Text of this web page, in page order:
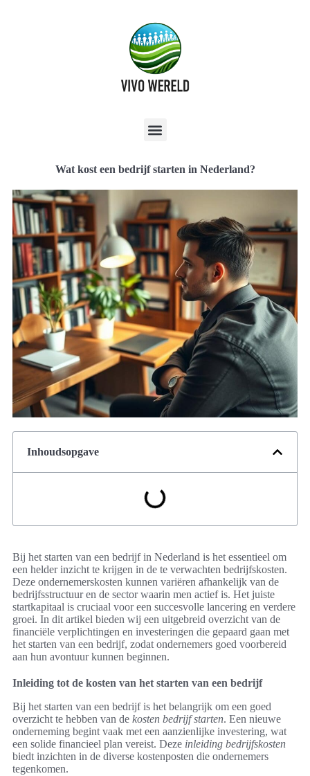
Wat kost een bedrijf starten in Nederland?
Inhoudsopgave
Bij het starten van een bedrijf in Nederland is het essentieel om
een helder inzicht te krijgen in de te verwachten bedrijfskosten.
Deze ondernemerskosten kunnen variëren afhankelijk van de
bedrijfsstructuur en de sector waarin men actief is. Het juiste
startkapitaal is cruciaal voor een succesvolle lancering en verdere
groei. In dit artikel bieden wij een uitgebreid overzicht van de
financiële verplichtingen en investeringen die gepaard gaan met
het starten van een bedrijf, zodat ondernemers goed voorbereid
aan hun avontuur kunnen beginnen.
Inleiding tot de kosten van het starten van een bedrijf
Bij het starten van een bedrijf is het belangrijk om een goed
overzicht te hebben van de kosten bedrijf starten. Een nieuwe
onderneming begint vaak met een aanzienlijke investering, wat
een solide financieel plan vereist. Deze inleiding bedrijfskosten
biedt inzichten in de diverse kostenposten die ondernemers
tegenkomen.